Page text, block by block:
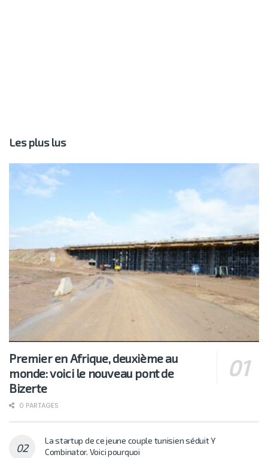
Les plus lus
Premier en Afrique, deuxième au
monde: voici le nouveau pont de
Bizerte
0 PARTAGES
La startup de ce jeune couple tunisien séduit Y
Combinator. Voici pourquoi